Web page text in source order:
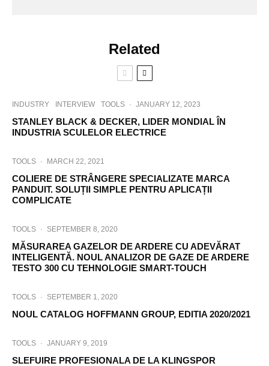
Related
INDUSTRY INTERVIEW TOOLS · JANUARY 12, 2023
STANLEY BLACK & DECKER, LIDER MONDIAL ÎN
INDUSTRIA SCULELOR ELECTRICE
TOOLS · MARCH 22, 2021
COLIERE DE STRÂNGERE SPECIALIZATE MARCA
PANDUIT. SOLUȚII SIMPLE PENTRU APLICAȚII
COMPLICATE
TOOLS · SEPTEMBER 8, 2020
MĂSURAREA GAZELOR DE ARDERE CU ADEVĂRAT
INTELIGENTĂ. NOUL ANALIZOR DE GAZE DE ARDERE
TESTO 300 CU TEHNOLOGIE SMART-TOUCH
TOOLS · SEPTEMBER 1, 2020
NOUL CATALOG HOFFMANN GROUP, EDITIA 2020/2021
TOOLS · JANUARY 9, 2019
SLEFUIRE PROFESIONALA DE LA KLINGSPOR